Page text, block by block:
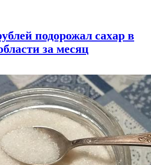
подорожал сахар в
за месяц